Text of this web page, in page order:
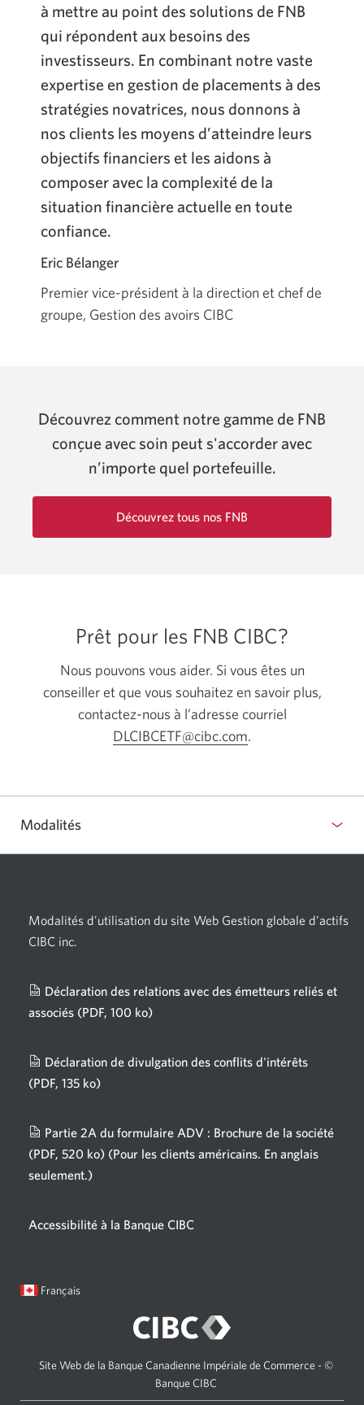
à mettre au point des solutions de FNB
qui répondent aux besoins des
investisseurs. En combinant notre vaste
expertise en gestion de placements à des
stratégies novatrices, nous donnons à
nos clients les moyens d’atteindre leurs
objectifs financiers et les aidons à
composer avec la complexité de la
situation financière actuelle en toute
confiance.
Eric Bélanger
Premier vice-président à la direction et chef de
groupe, Gestion des avoirs CIBC
Découvrez comment notre gamme de FNB
conçue avec soin peut s'accorder avec
n’importe quel portefeuille.
Découvrez tous nos FNB
Prêt pour les FNB CIBC?
Nous pouvons vous aider. Si vous êtes un
conseiller et que vous souhaitez en savoir plus,
contactez-nous à l’adresse courriel
DLCIBCETF@cibc.comVotre
s'ouvrira.
.
Modalités
Modalités d'utilisation du site Web Gestion globale d’actifs
CIBC inc.
Déclaration des relations avec des émetteurs reliés et
associés (PDF, 100 ko)
fenêtre
Déclaration de divulgation des conflits d'intérêts
(PDF, 135 ko)
fenêtre
s'affichera.
Partie 2A du formulaire ADV : Brochure de la société
(PDF, 520 ko) (Pour les clients américains. En anglais
seulement.)
fenêtre
Accessibilité à la Banque CIBC
Langue
Français
Site Web de la Banque Canadienne Impériale de Commerce - ©
Banque CIBC